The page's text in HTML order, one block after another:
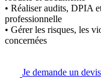
• Réaliser audits, DPIA
professionnelle
• Gérer les risques, les
concernées
Je demande un devis